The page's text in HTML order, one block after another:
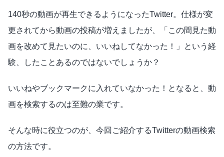
140秒の動画が再生できるようになったTwitter。仕様が変
更されてから動画の投稿が増えましたが、「この間見た動
画を改めて見たいのに、いいねしてなかった！」という経
験、したことあるのではないでしょうか？
いいねやブックマークに入れていなかった！となると、動
画を検索するのは至難の業です。
そんな時に役立つのが、今回ご紹介するTwitterの動画検索
の方法です。